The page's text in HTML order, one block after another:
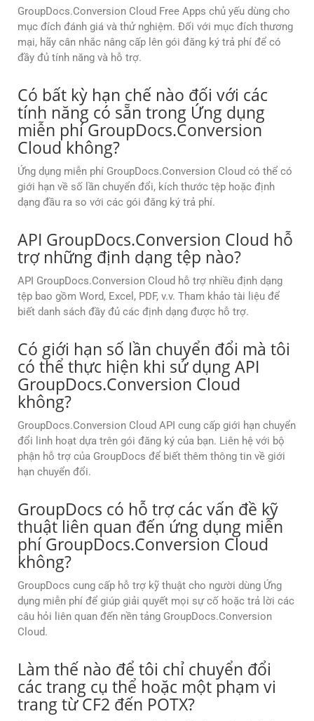
GroupDocs.Conversion Cloud Free Apps chủ yếu dùng cho
mục đích đánh giá và thử nghiệm. Đối với mục đích thương
mại, hãy cân nhắc nâng cấp lên gói đăng ký trả phí để có
đầy đủ tính năng và hỗ trợ.
Có bất kỳ hạn chế nào đối với các
tính năng có sẵn trong Ứng dụng
miễn phí GroupDocs.Conversion
Cloud không?
Ứng dụng miễn phí GroupDocs.Conversion Cloud có thể có
giới hạn về số lần chuyển đổi, kích thước tệp hoặc định
dạng đầu ra so với các gói đăng ký trả phí.
API GroupDocs.Conversion Cloud hỗ
trợ những định dạng tệp nào?
API GroupDocs.Conversion Cloud hỗ trợ nhiều định dạng
tệp bao gồm Word, Excel, PDF, v.v. Tham khảo tài liệu để
biết danh sách đầy đủ các định dạng được hỗ trợ.
Có giới hạn số lần chuyển đổi mà tôi
có thể thực hiện khi sử dụng API
GroupDocs.Conversion Cloud
không?
GroupDocs.Conversion Cloud API cung cấp giới hạn chuyển
đổi linh hoạt dựa trên gói đăng ký của bạn. Liên hệ với bộ
phận hỗ trợ của GroupDocs để biết thêm thông tin về giới
hạn chuyển đổi.
GroupDocs có hỗ trợ các vấn đề kỹ
thuật liên quan đến ứng dụng miễn
phí GroupDocs.Conversion Cloud
không?
GroupDocs cung cấp hỗ trợ kỹ thuật cho người dùng Ứng
dụng miễn phí để giúp giải quyết mọi sự cố hoặc trả lời các
câu hỏi liên quan đến nền tảng GroupDocs.Conversion
Cloud.
Làm thế nào để tôi chỉ chuyển đổi
các trang cụ thể hoặc một phạm vi
trang từ CF2 đến POTX?